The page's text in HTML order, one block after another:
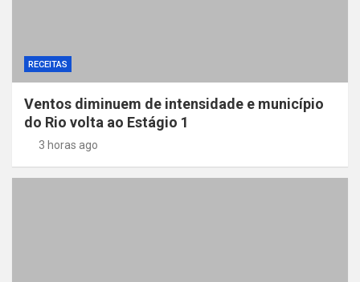
RECEITAS
Ventos diminuem de intensidade e município
do Rio volta ao Estágio 1
3 horas ago